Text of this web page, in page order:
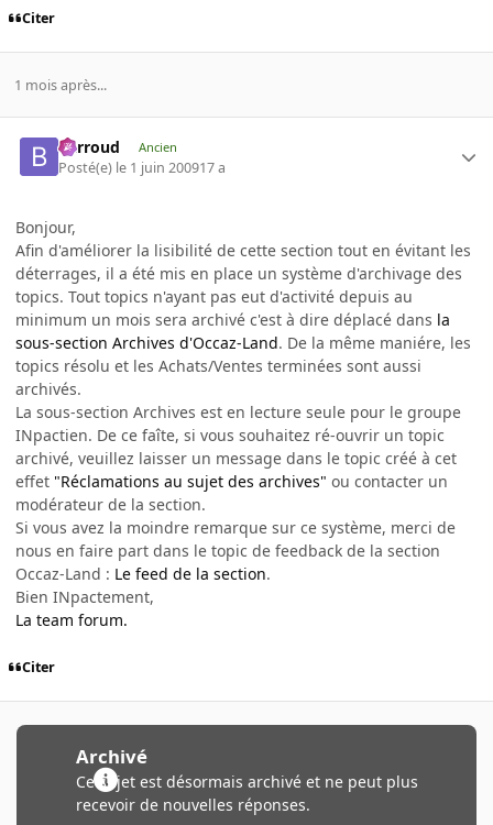
Citer
1 mois après...
Barroud Ancien
Posté(e) le 1 juin 200917 a
Bonjour,
Afin d'améliorer la lisibilité de cette section tout en évitant les
déterrages, il a été mis en place un système d'archivage des
topics. Tout topics n'ayant pas eut d'activité depuis au
minimum un mois sera archivé c'est à dire déplacé dans la
sous-section Archives d'Occaz-Land. De la même maniére, les
topics résolu et les Achats/Ventes terminées sont aussi
archivés.
La sous-section Archives est en lecture seule pour le groupe
INpactien. De ce faîte, si vous souhaitez ré-ouvrir un topic
archivé, veuillez laisser un message dans le topic créé à cet
effet "Réclamations au sujet des archives" ou contacter un
modérateur de la section.
Si vous avez la moindre remarque sur ce système, merci de
nous en faire part dans le topic de feedback de la section
Occaz-Land : Le feed de la section.
Bien INpactement,
La team forum.
Citer
Archivé
Ce sujet est désormais archivé et ne peut plus
recevoir de nouvelles réponses.